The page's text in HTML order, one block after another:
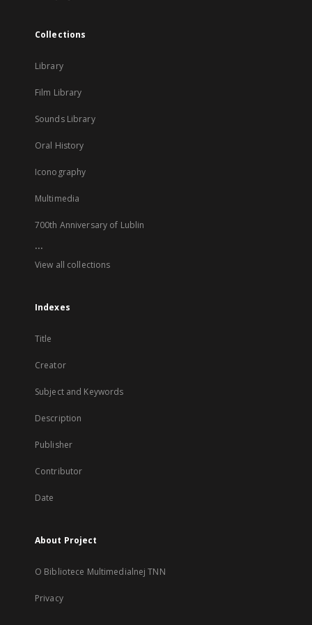
Collections
Library
Film Library
Sounds Library
Oral History
Iconography
Multimedia
700th Anniversary of Lublin
...
View all collections
Indexes
Title
Creator
Subject and Keywords
Description
Publisher
Contributor
Date
About Project
O Bibliotece Multimedialnej TNN
Privacy